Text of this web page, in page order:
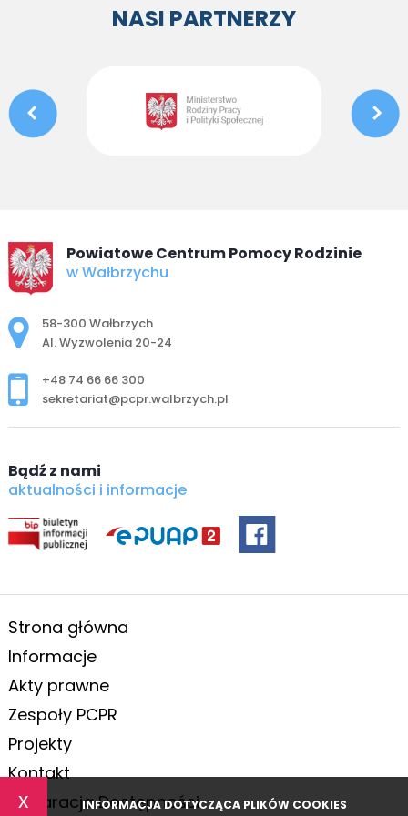
x INFORMACJA DOTYCZĄCA PLIKÓW COOKIES
NASI PARTNERZY
Powiatowe Centrum Pomocy Rodzinie
w Wałbrzychu
Adres pocztowy:
58-300 Wałbrzych
Al. Wyzwolenia 20-24
+48 74 66 66 300
sekretariat@pcpr.walbrzych.pl
Bądź z nami
aktualności i informacje
Strona główna
Informacje
Akty prawne
Zespoły PCPR
Projekty
Kontakt
Deklaracja Dostępności